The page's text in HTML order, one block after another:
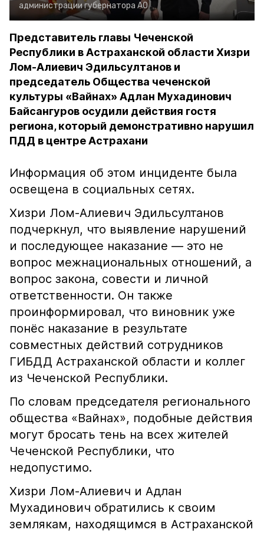
администрации губернатора АО
Представитель главы Чеченской
Республики в Астраханской области Хизри
Лом-Алиевич Эдильсултанов и
председатель Общества чеченской
культуры «Вайнах» Адлан Мухадинович
Байсангуров осудили действия гостя
региона, который демонстративно нарушил
ПДД в центре Астрахани
Информация об этом инциденте была
освещена в социальных сетях.
Хизри Лом-Алиевич Эдильсултанов
подчеркнул, что выявление нарушений
и последующее наказание — это не
вопрос межнациональных отношений, а
вопрос закона, совести и личной
ответственности. Он также
проинформировал, что виновник уже
понёс наказание в результате
совместных действий сотрудников
ГИБДД Астраханской области и коллег
из Чеченской Республики.
По словам председателя регионального
общества «Вайнах», подобные действия
могут бросать тень на всех жителей
Чеченской Республики, что
недопустимо.
Хизри Лом-Алиевич и Адлан
Мухадинович обратились к своим
землякам, находящимся в Астраханской